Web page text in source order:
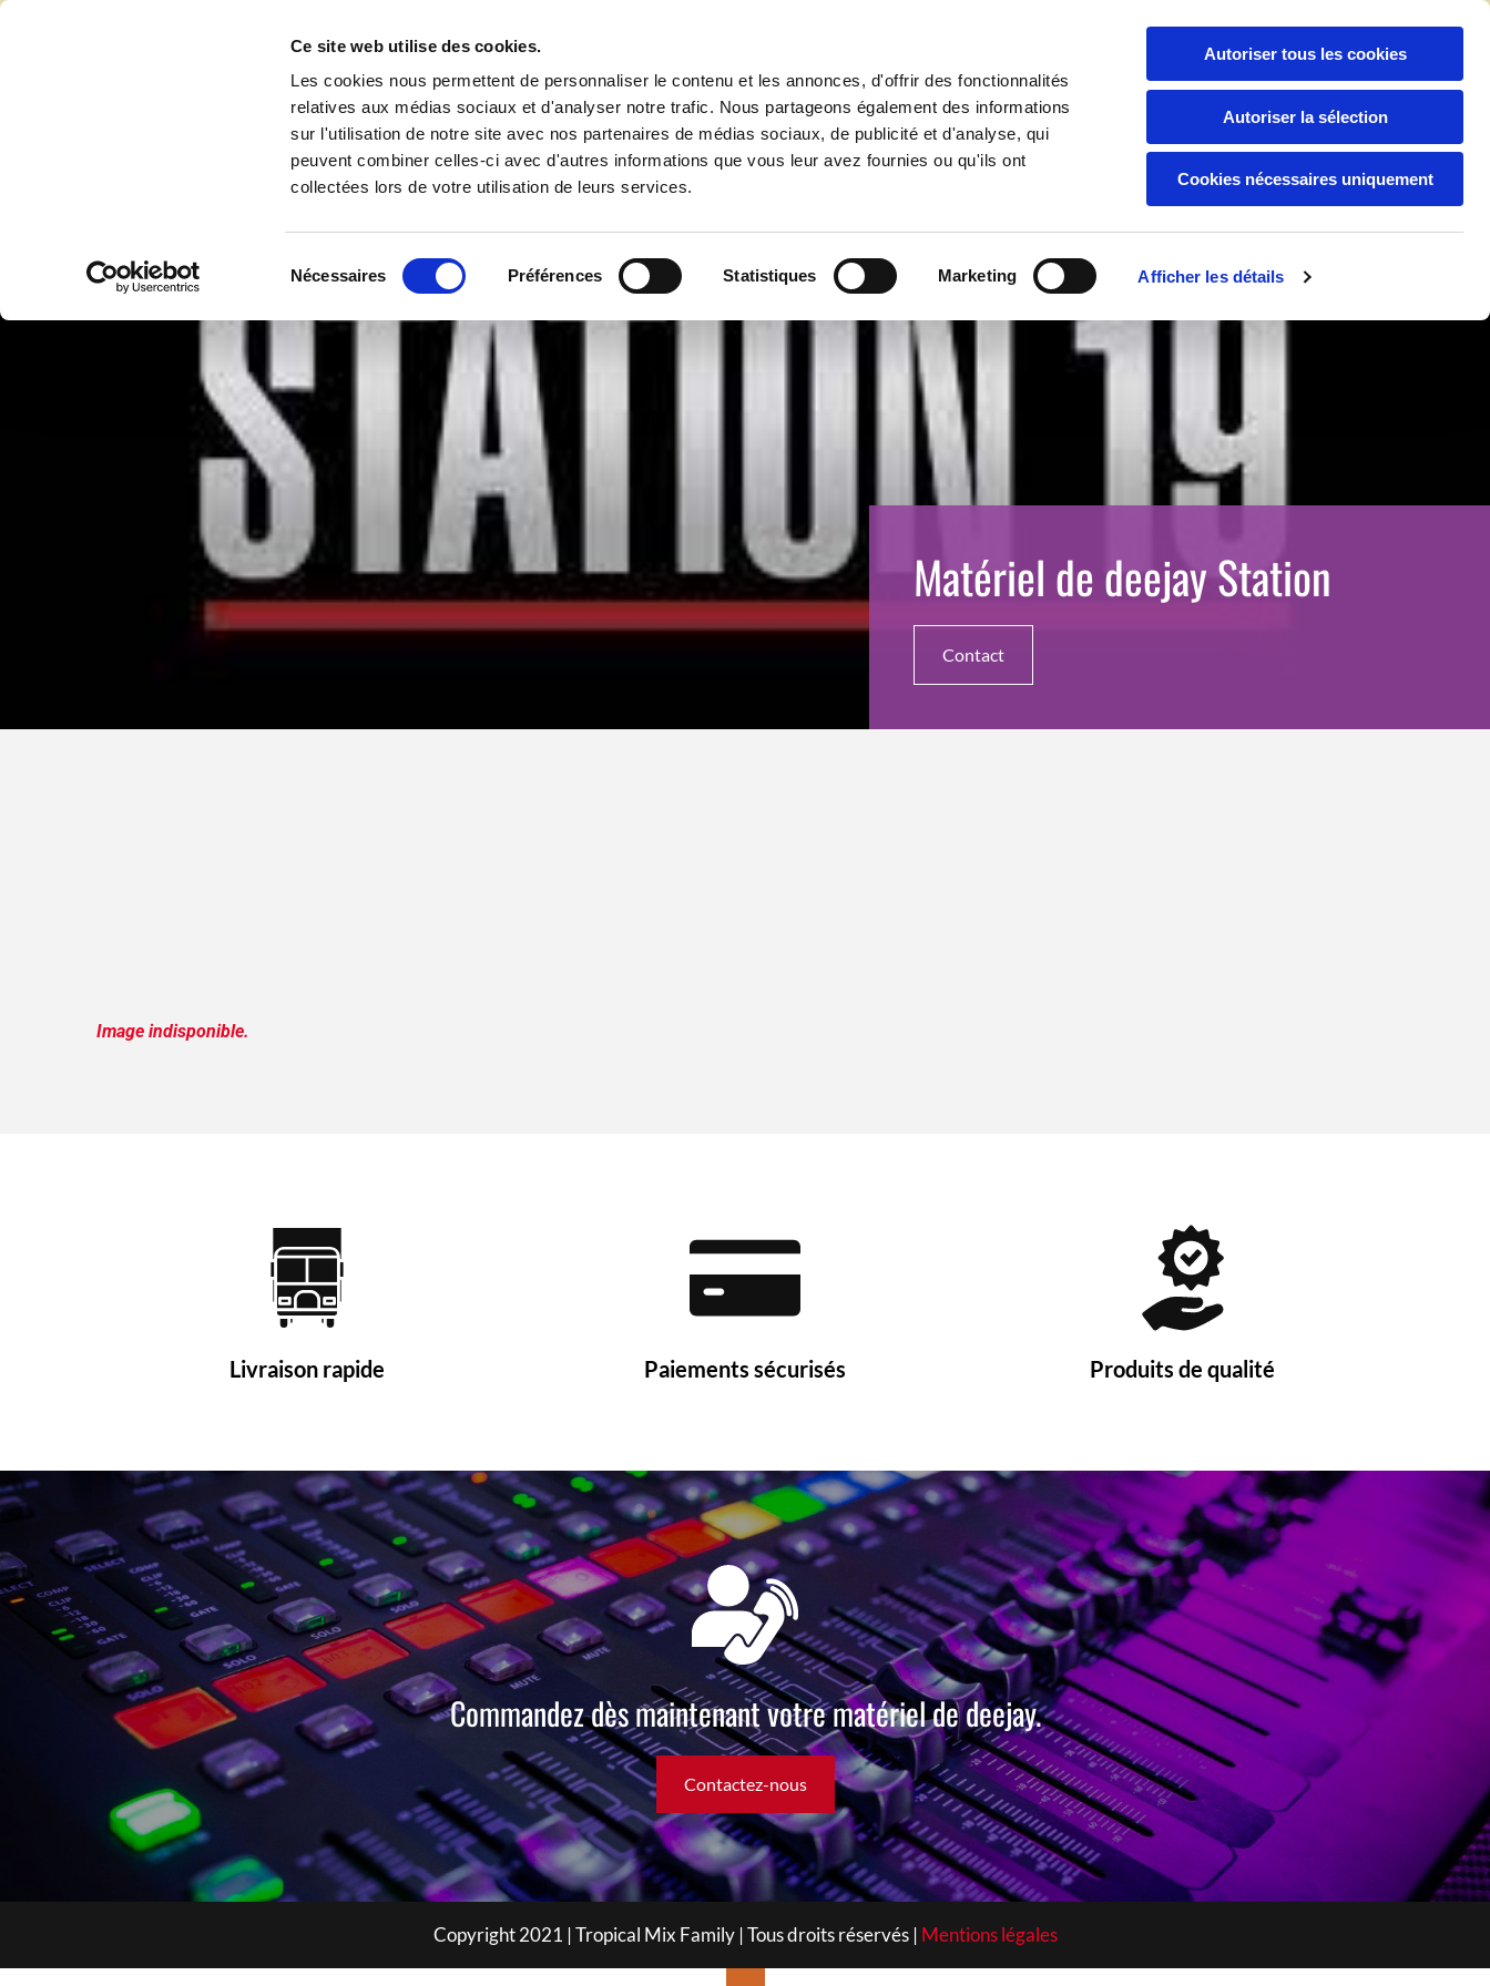
Ce site web utilise des cookies.
Les cookies nous permettent de personnaliser le contenu et les annonces, d'offrir des fonctionnalités
relatives aux médias sociaux et d'analyser notre trafic. Nous partageons également des informations
sur l'utilisation de notre site avec nos partenaires de médias sociaux, de publicité et d'analyse, qui
peuvent combiner celles-ci avec d'autres informations que vous leur avez fournies ou qu'ils ont
collectées lors de votre utilisation de leurs services.
du
Nécessaires Préférences Statistiques Marketing Afficher les détails
Autoriser tous les cookies
Autoriser la sélection
Cookies nécessaires uniquement
Tropical Mix Family
Accueil Boutique
06 94 04 92 88/05 94 30 59 44
Nos Services
Matériel de deejay Station
Contact
Image indisponible.
Livraison rapide Paiements sécurisés Produits de qualité
Commandez dès maintenant votre matériel de deejay.
Contactez-nous
Copyright 2021 | Tropical Mix Family | Tous droits réservés | Mentions légales